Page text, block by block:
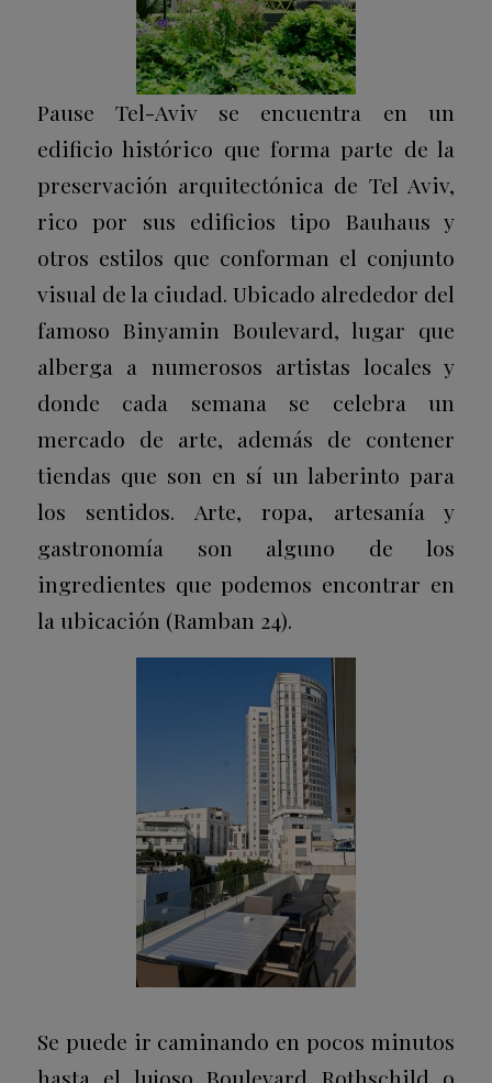
Pause Tel-Aviv se encuentra en un
edificio histórico que forma parte de la
preservación arquitectónica de Tel Aviv,
rico por sus edificios tipo Bauhaus y
otros estilos que conforman el conjunto
visual de la ciudad. Ubicado alrededor del
famoso Binyamin Boulevard, lugar que
alberga a numerosos artistas locales y
donde cada semana se celebra un
mercado de arte, además de contener
tiendas que son en sí un laberinto para
los sentidos. Arte, ropa, artesanía y
gastronomía son alguno de los
ingredientes que podemos encontrar en
la ubicación (Ramban 24).
Se puede ir caminando en pocos minutos
hasta el lujoso Boulevard Rothschild o